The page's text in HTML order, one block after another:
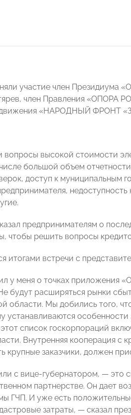
участие член Президиума
член Правления «ОПОРА
«НАРОДНЫЙ ФРОНТ
вопросы высокой стоимости
большой объем
доступ к муниципальным
предпринимателям о
чтобы решить вопросы
итогами встречи с
у меня о точках приложения
будут расширяться рынки
области. Мы добились того,
список госкорпораций
Внутренняя кооперация с
крупные заказчики, должен
с вице-губернатором, — это
партнерстве. Он дает
ГЧП. И уже есть
затраты, — сказал